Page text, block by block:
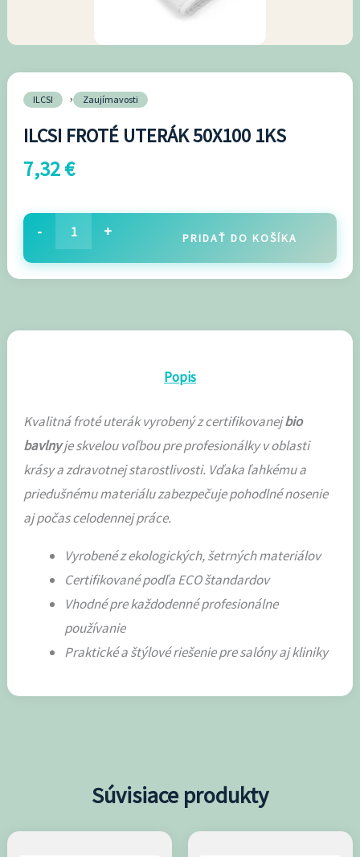
ILCSI , Zaujímavosti
ILCSI FROTÉ UTERÁK 50X100 1KS
7,32€
- + PRIDAŤ DO KOŠÍKA
Popis
Kvalitná froté uterák vyrobený z certifikovanejbio
bavlnyje skvelou voľbou pre profesionálky v oblasti
krásy a zdravotnej starostlivosti. Vďaka ľahkému a
priedušnému materiálu zabezpečuje pohodlné nosenie
aj počas celodennej práce.
Vyrobené z ekologických, šetrných materiálov
Certifikované podľa ECO štandardov
Vhodné pre každodenné profesionálne
používanie
Praktické a štýlové riešenie pre salóny aj kliniky
Súvisiace produkty